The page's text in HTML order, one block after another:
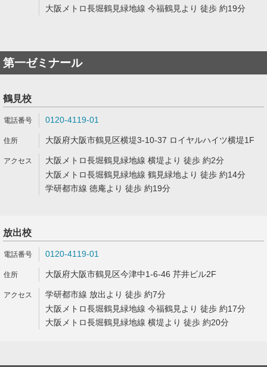
大阪メトロ長堀鶴見緑地線 今福鶴見より 徒歩 約19分
第一ゼミナール
鶴見校
0120-4119-01
大阪府大阪市鶴見区横堤3-10-37 ロイヤルハイツ横堤1F
大阪メトロ長堀鶴見緑地線 横堤より 徒歩 約2分
大阪メトロ長堀鶴見緑地線 鶴見緑地より 徒歩 約14分
学研都市線 徳庵より 徒歩 約19分
放出校
0120-4119-01
大阪府大阪市鶴見区今津中1-6-46 芹井ビル2F
学研都市線 放出より 徒歩 約7分
大阪メトロ長堀鶴見緑地線 今福鶴見より 徒歩 約17分
大阪メトロ長堀鶴見緑地線 横堤より 徒歩 約20分